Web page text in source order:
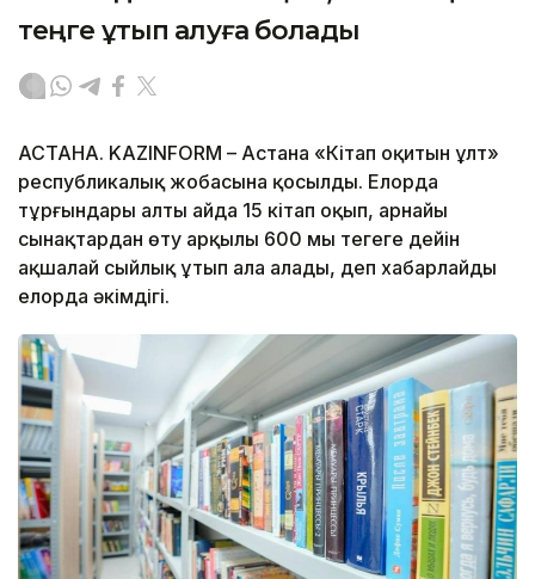
теңге ұтып алуға болады
АСТАНА. KAZINFORM – Астана «Кітап оқитын ұлт»
республикалық жобасына қосылды. Елорда
тұрғындары алты айда 15 кітап оқып, арнайы
сынақтардан өту арқылы 600 мың теңгеге дейін
ақшалай сыйлық ұтып ала алады, деп хабарлайды
елорда әкімдігі.